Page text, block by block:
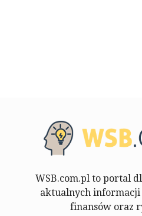
WSB.com.pl to portal
aktualnych informacji
finansów oraz